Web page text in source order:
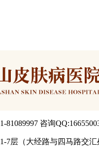
咨询
7层（大经路与四马路交汇